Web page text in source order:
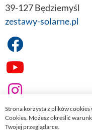
39-127 Będziemyśl
zestawy-solarne.pl
Strona korzysta z plików cookies
Cookies. Możesz określić
Twojej przeglądarce.